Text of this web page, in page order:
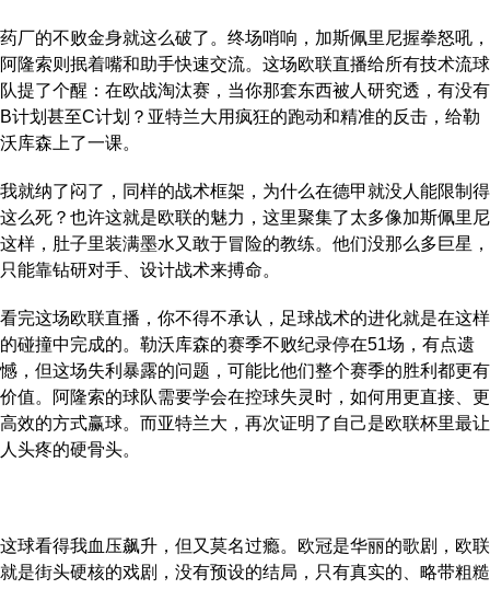
药厂的不败金身就这么破了。终场哨响，加斯佩里尼握拳怒吼，
阿隆索则抿着嘴和助手快速交流。这场欧联直播给所有技术流球
队提了个醒：在欧战淘汰赛，当你那套东西被人研究透，有没有
B计划甚至C计划？亚特兰大用疯狂的跑动和精准的反击，给勒
沃库森上了一课。
我就纳了闷了，同样的战术框架，为什么在德甲就没人能限制得
这么死？也许这就是欧联的魅力，这里聚集了太多像加斯佩里尼
这样，肚子里装满墨水又敢于冒险的教练。他们没那么多巨星，
只能靠钻研对手、设计战术来搏命。
看完这场欧联直播，你不得不承认，足球战术的进化就是在这样
的碰撞中完成的。勒沃库森的赛季不败纪录停在51场，有点遗
憾，但这场失利暴露的问题，可能比他们整个赛季的胜利都更有
价值。阿隆索的球队需要学会在控球失灵时，如何用更直接、更
高效的方式赢球。而亚特兰大，再次证明了自己是欧联杯里最让
人头疼的硬骨头。
这球看得我血压飙升，但又莫名过瘾。欧冠是华丽的歌剧，欧联
就是街头硬核的戏剧，没有预设的结局，只有真实的、略带粗糙